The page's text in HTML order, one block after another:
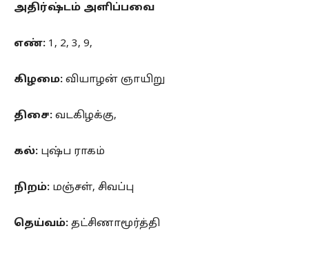
அதிர்ஷ்டம் அளிப்பவை
எண்: 1, 2, 3, 9,
கிழமை: வியாழன் ஞாயிறு
திசை: வடகிழக்கு,
கல்: புஷ்ப ராகம்
நிறம்: மஞ்சள், சிவப்பு
தெய்வம்: தட்சிணாமூர்த்தி